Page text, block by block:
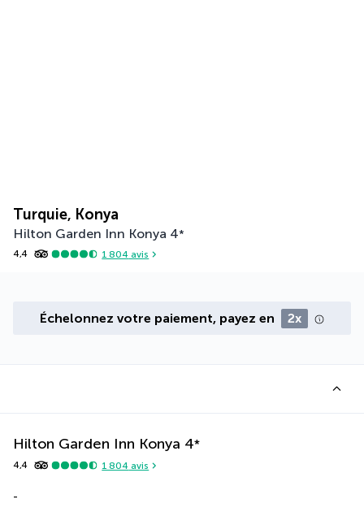
Turquie, Konya
Hilton Garden Inn Konya 4*
4,4 1 804 avis
Échelonnez votre paiement, payez en 2x
Hilton Garden Inn Konya 4*
4,4 1 804 avis
-